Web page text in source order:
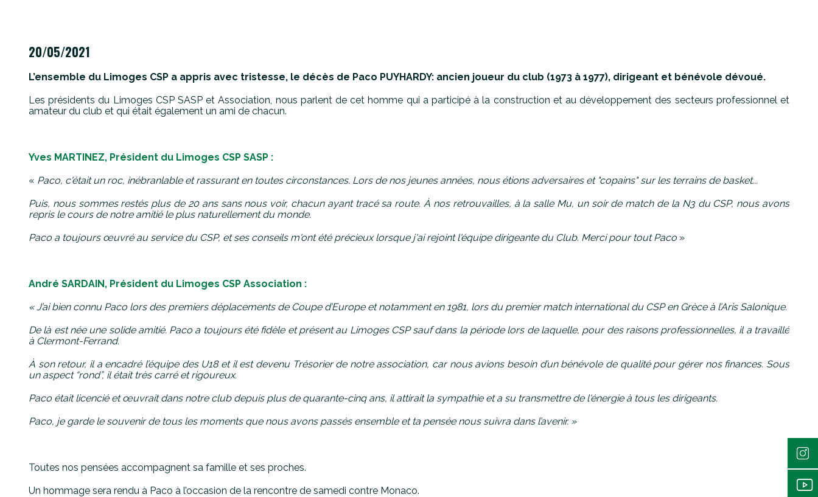
20/05/2021
L’ensemble du Limoges CSP a appris avec tristesse, le décès de Paco PUYHARDY: ancien joueur du club (1973 à 1977), dirigeant et bénévole dévoué.
Les présidents du Limoges CSP SASP et Association, nous parlent de cet homme qui a participé à la construction et au développement des secteurs professionnel et
amateur du club et qui était également un ami de chacun.
Yves MARTINEZ, Président du Limoges CSP SASP :
« Paco, c'était un roc, inébranlable et rassurant en toutes circonstances. Lors de nos jeunes années, nous étions adversaires et "copains" sur les terrains de basket...
Puis, nous sommes restés plus de 20 ans sans nous voir, chacun ayant tracé sa route. À nos retrouvailles, à la salle Mu, un soir de match de la N3 du CSP, nous avons
repris le cours de notre amitié le plus naturellement du monde.
Paco a toujours œuvré au service du CSP, et ses conseils m'ont été précieux lorsque j'ai rejoint l'équipe dirigeante du Club. Merci pour tout Paco »
André SARDAIN, Président du Limoges CSP Association :
« J’ai bien connu Paco lors des premiers déplacements de Coupe d’Europe et notamment en 1981, lors du premier match international du CSP en Grèce à l’Aris Salonique.
De là est née une solide amitié. Paco a toujours été fidèle et présent au Limoges CSP sauf dans la période lors de laquelle, pour des raisons professionnelles, il a travaillé
à Clermont-Ferrand.
À son retour, il a encadré l’équipe des U18 et il est devenu Trésorier de notre association, car nous avions besoin d’un bénévole de qualité pour gérer nos finances. Sous
un aspect “rond”, il était très carré et rigoureux.
Paco était licencié et œuvrait dans notre club depuis plus de quarante-cinq ans, il attirait la sympathie et a su transmettre de l'énergie à tous les dirigeants.
Paco, je garde le souvenir de tous les moments que nous avons passés ensemble et ta pensée nous suivra dans l’avenir. »
Toutes nos pensées accompagnent sa famille et ses proches.
Un hommage sera rendu à Paco à l’occasion de la rencontre de samedi contre Monaco.